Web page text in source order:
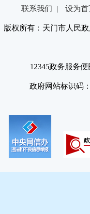
联系我们 | 设为首
版权所有：天门市人民
12345政务服务
政府网站标识码